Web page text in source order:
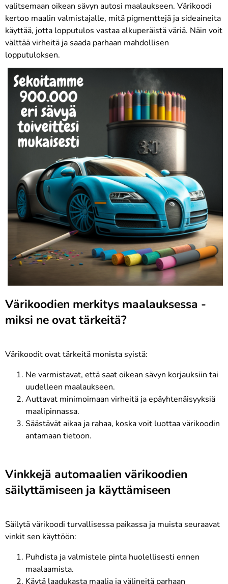
valitsemaan oikean sävyn autosi maalaukseen. Värikoodi
kertoo maalin valmistajalle, mitä pigmenttejä ja sideaineita
käyttää, jotta lopputulos vastaa alkuperäistä väriä. Näin voit
välttää virheitä ja saada parhaan mahdollisen
lopputuloksen.
Värikoodien merkitys maalauksessa -
miksi ne ovat tärkeitä?
Värikoodit ovat tärkeitä monista syistä:
Ne varmistavat, että saat oikean sävyn korjauksiin tai
uudelleen maalaukseen.
Auttavat minimoimaan virheitä ja epäyhtenäisyyksiä
maalipinnassa.
Säästävät aikaa ja rahaa, koska voit luottaa värikoodin
antamaan tietoon.
Vinkkejä automaalien värikoodien
säilyttämiseen ja käyttämiseen
Säilytä värikoodi turvallisessa paikassa ja muista seuraavat
vinkit sen käyttöön:
Puhdista ja valmistele pinta huolellisesti ennen
maalaamista.
Käytä laadukasta maalia ja välineitä parhaan